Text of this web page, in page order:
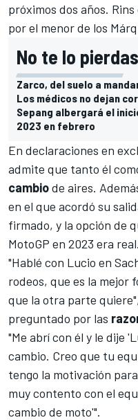
próximos dos años.
por el menor de los
No te lo
Zarco, del suelo a
Los médicos no dejan
Sepang albergará el
2023 en febrero
En declaraciones en
admite que tanto él
cambiode aires.
en el que acordó su
firmado, y la opción de
MotoGP en 2023 era real.
"Hablé con Lucio en
rodeos, que es la mejor
que la otra parte
preguntado por las
"Me abrí con él y le dije
cambio. Creo que tu
tengo la motivación
muy contento con el
cambio de moto'".